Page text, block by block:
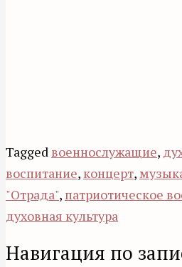
Tagged военнослужащие,
воспитание, концерт,
"Отрада", патриотическое
духовная культура
Навигация по